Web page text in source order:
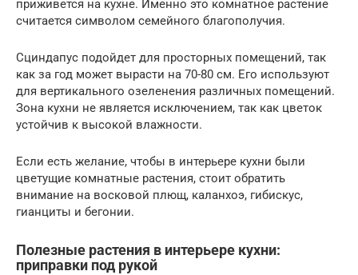
приживется на кухне. Именно это комнатное растение
считается символом семейного благополучия.
Сциндапус подойдет для просторных помещений, так
как за год может вырасти на 70-80 см. Его используют
для вертикального озеленения различных помещений.
Зона кухни не является исключением, так как цветок
устойчив к высокой влажности.
Если есть желание, чтобы в интерьере кухни были
цветущие комнатные растения, стоит обратить
внимание на восковой плющ, каланхоэ, гибискус,
гианциты и бегонии.
Полезные растения в интерьере кухни:
приправки под рукой